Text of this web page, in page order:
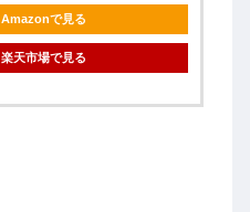
Amazonで見る
楽天市場で見る